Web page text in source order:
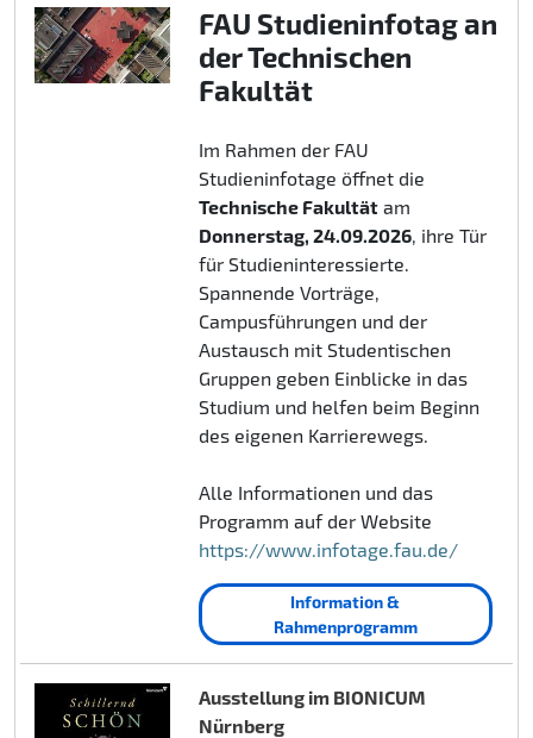
FAU Studieninfotag an
der Technischen
Fakultät
Im Rahmen der FAU
Studieninfotage öffnet die
Technische Fakultätam
Donnerstag, 24.09.2026, ihre Tür
für Studieninteressierte.
Spannende Vorträge,
Campusführungen und der
Austausch mit Studentischen
Gruppen geben Einblicke in das
Studium und helfen beim Beginn
des eigenen Karrierewegs.
Alle Informationen und das
Programm auf der Website
https://www.infotage.fau.de/
Information &
Rahmenprogramm
Ausstellung im BIONICUM
Nürnberg